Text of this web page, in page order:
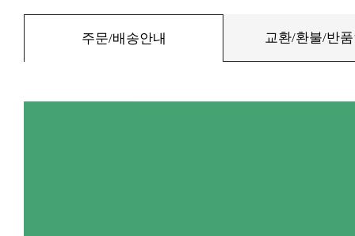
주문/배송안내 교환/환불/반